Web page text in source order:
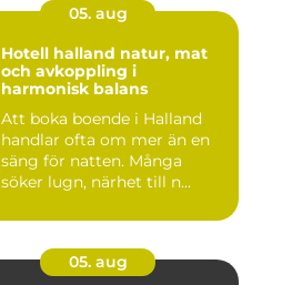
05. aug
Hotell halland natur, mat
och avkoppling i
harmonisk balans
Att boka boende i Halland
handlar ofta om mer än en
säng för natten. Många
söker lugn, närhet till n...
05. aug